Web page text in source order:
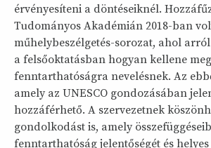
érvényesíteni a döntéseiknél.
Tudományos Akadémián 2018-ban
műhelybeszélgetés-sorozat, ahol
a felsőoktatásban hogyan kellene
fenntarthatóságra nevelésnek. Az
amely az UNESCO gondozásában
hozzáférhető. A szervezetnek
gondolkodást is, amely
fenntarthatóság jelentőségét és